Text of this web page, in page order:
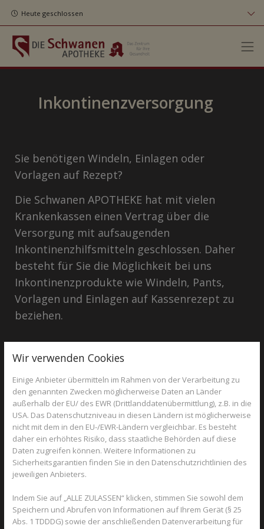
Heute geschlossen
Inkontinenzversorgung
Sie benötigen Windeln, Einlagen oder
Vorlagen auf Rezept?
Die Schwanen APOTHEKE hat mit vielen
Krankenkassen einen Vertrag über die
Versorgung mit aufsaugenden
Inkontinenzhilfsmitteln geschlossen. Daher
besteht für Sie die Möglichkeit bei uns
Inkontinenzprodukte wie Windeln, Pants,
Vorlagen und Einlagen auf Kassenrezept zu
beziehen.
Wir benötigen dazu zunächst ein korrekt
Wir verwenden Cookies
Einige Anbieter übermitteln im Rahmen von der Verarbeitung zu
den genannten Zwecken möglicherweise Daten an Länder
außerhalb der EU/ des EWR (Drittlanddatenübermittlung), z.B. in die
USA. Das Datenschutzniveau in diesen Ländern ist möglicherweise
nicht mit dem in den EU-/EWR-Ländern vergleichbar. Es besteht
daher ein erhöhtes Risiko, dass staatliche Behörden auf diese
Daten zugreifen können. Weitere Informationen zu
Sicherheitsgarantien finden Sie in den Datenschutzrichtlinien des
jeweiligen Anbieters.
Indem Sie auf „ALLE ZULASSEN“ klicken, stimmen Sie sowohl dem
Speichern und Abrufen von Informationen auf Ihrem Gerät (§ 25
Abs. 1 TDDDG) sowie der anschließenden Datenverarbeitung für